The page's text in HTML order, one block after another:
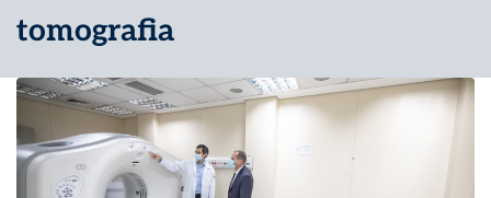
tomografia